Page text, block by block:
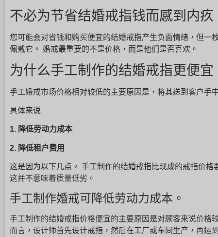
不必为节省结婚戒指钱而感到内疚
您可能会对省钱和购买便宜的结婚戒指产生负面情绪，但一
佩戴它。 婚戒最重要的不是价格，而是他们是否喜欢。
为什么手工制作的结婚戒指更便宜
手工婚戒市场价格相对较低的主要原因是，将其送到客户手
具体来说
1. 降低劳动力成本
2. 降低租户费用
这是因为以下几点。 手工制作的结婚戒指比现成的戒指价
这并不意味着质量低劣。
手工制作婚戒可降低劳动力成本。
手工制作的结婚戒指价格便宜的主要原因是对顾客来说价格
而言，设计师首先设计戒指，然后在工厂或车间生产，再运